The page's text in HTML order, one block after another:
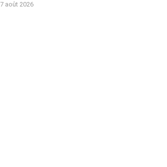
7 août 2026